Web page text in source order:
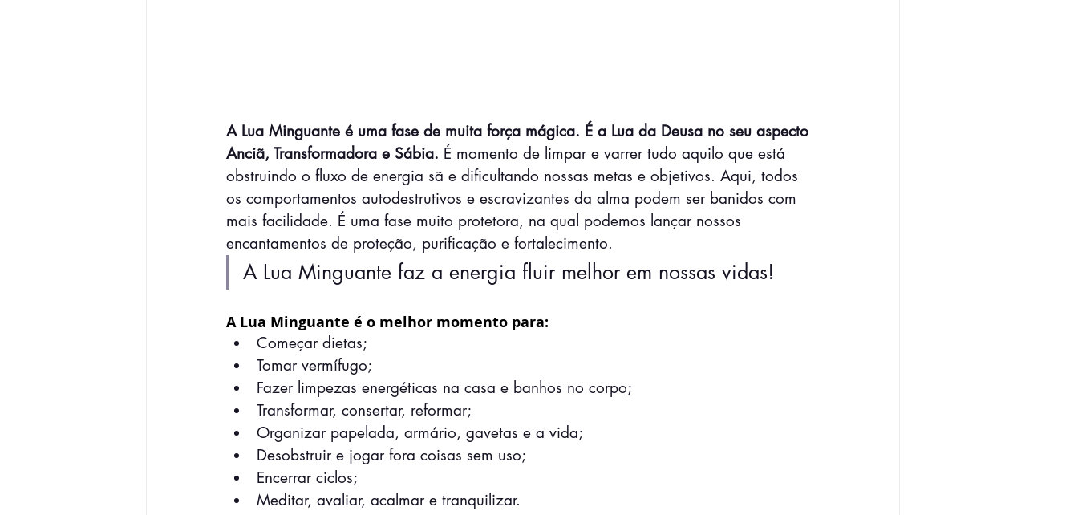
A Lua Minguante é uma fase de muita força mágica. É a Lua da Deusa no seu aspecto
Anciã, Transformadora e Sábia. É momento de limpar e varrer tudo aquilo que está
obstruindo o fluxo de energia sã e dificultando nossas metas e objetivos. Aqui, todos
os comportamentos autodestrutivos e escravizantes da alma podem ser banidos com
mais facilidade. É uma fase muito protetora, na qual podemos lançar nossos
encantamentos de proteção, purificação e fortalecimento.
A Lua Minguante faz a energia fluir melhor em nossas vidas!
A Lua Minguante é o melhor momento para:
Começar dietas;
Tomar vermífugo;
Fazer limpezas energéticas na casa e banhos no corpo;
Transformar, consertar, reformar;
Organizar papelada, armário, gavetas e a vida;
Desobstruir e jogar fora coisas sem uso;
Encerrar ciclos;
Meditar, avaliar, acalmar e tranquilizar.